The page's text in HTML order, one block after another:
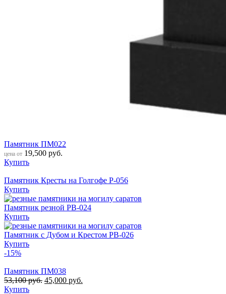
Памятник ПМ022
цена от 19,500 руб.
Купить
Памятник Кресты на Голгофе Р-056
Купить
Памятник резной РВ-024
Купить
Памятник с Дубом и Крестом РВ-026
Купить
-15%
Памятник ПМ038
53,100руб. 45,000 руб.
Купить